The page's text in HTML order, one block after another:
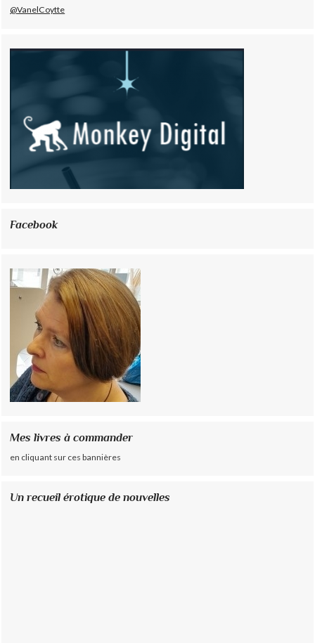
@VanelCoytte
Facebook
Mes livres à commander
en cliquant sur ces bannières
Un recueil érotique de nouvelles